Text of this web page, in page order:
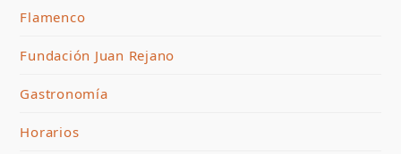
Flamenco
Fundación Juan Rejano
Gastronomía
Horarios